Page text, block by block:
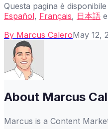
Questa pagina è
Español, Français, 日本語 e
By Marcus CaleroMay 12,
About Marcus
Marcus is a Content